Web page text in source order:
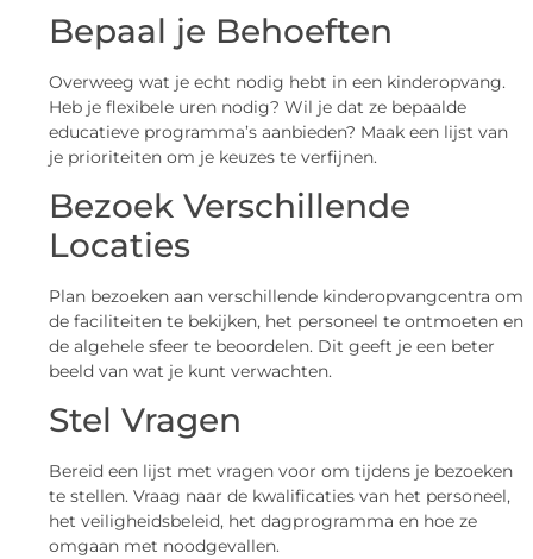
Bepaal je Behoeften
Overweeg wat je echt nodig hebt in een kinderopvang.
Heb je flexibele uren nodig? Wil je dat ze bepaalde
educatieve programma’s aanbieden? Maak een lijst van
je prioriteiten om je keuzes te verfijnen.
Bezoek Verschillende
Locaties
Plan bezoeken aan verschillende kinderopvangcentra om
de faciliteiten te bekijken, het personeel te ontmoeten en
de algehele sfeer te beoordelen. Dit geeft je een beter
beeld van wat je kunt verwachten.
Stel Vragen
Bereid een lijst met vragen voor om tijdens je bezoeken
te stellen. Vraag naar de kwalificaties van het personeel,
het veiligheidsbeleid, het dagprogramma en hoe ze
omgaan met noodgevallen.